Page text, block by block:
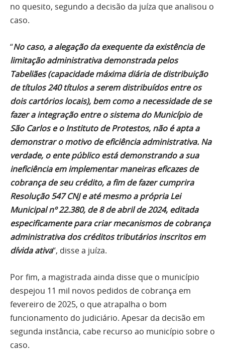
no quesito, segundo a decisão da juíza que analisou o
caso.
“No caso, a alegação da exequente da existência de
limitação administrativa demonstrada pelos
Tabeliães (capacidade máxima diária de distribuição
de títulos 240 títulos a serem distribuídos entre os
dois cartórios locais), bem como a necessidade de se
fazer a integração entre o sistema do Município de
São Carlos e o Instituto de Protestos, não é apta a
demonstrar o motivo de eficiência administrativa. Na
verdade, o ente público está demonstrando a sua
ineficiência em implementar maneiras eficazes de
cobrança de seu crédito, a fim de fazer cumprira
Resolução 547 CNJ e até mesmo a própria Lei
Municipal nº 22.380, de 8 de abril de 2024, editada
especificamente para criar mecanismos de cobrança
administrativa dos créditos tributários inscritos em
dívida ativa“, disse a juíza.
Por fim, a magistrada ainda disse que o município
despejou 11 mil novos pedidos de cobrança em
fevereiro de 2025, o que atrapalha o bom
funcionamento do judiciário. Apesar da decisão em
segunda instância, cabe recurso ao município sobre o
caso.